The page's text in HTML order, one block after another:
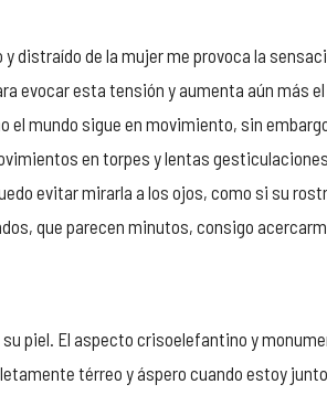
distraído de la mujer me provoca la
evocar esta tensión y aumenta aún más
el mundo sigue en movimiento, sin
en torpes y lentas
evitar mirarla a los ojos, como si su
que parecen minutos, consigo
piel. El aspecto crisoelefantino y
térreo y áspero cuando estoy